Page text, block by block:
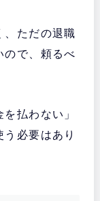
、ただの退職
ので、頼るべ
払わない」
必要はあり